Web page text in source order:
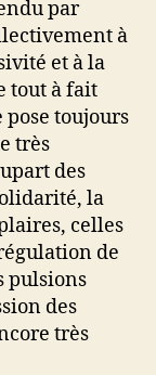
par
à
et à la
tout à fait
pose toujours
très
des
la
celles
de
pulsions
des
très